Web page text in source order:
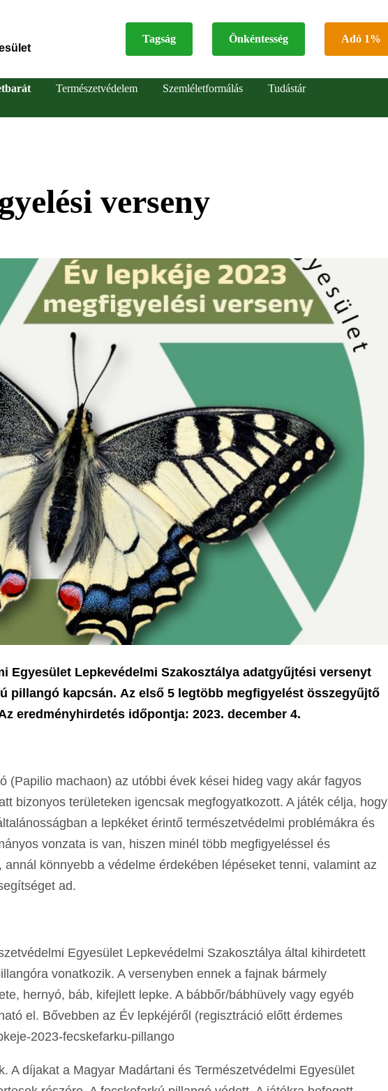
Top
Tagság Önkéntesség Adó 1%
Természetvédelem Szemléletformálás
Tudástár
verseny
Egyesület Lepkevédelmi Szakosztálya adatgyűjtési versenyt
pillangó kapcsán. Az első 5 legtöbb megfigyelést összegyűjtő
eredményhirdetés időpontja: 2023. december 4.
(Papilio machaon) az utóbbi évek kései hideg vagy akár fagyos
bizonyos területeken igencsak megfogyatkozott. A játék célja, hogy
a lepkéket érintő természetvédelmi problémákra és
vonzata is van, hiszen minél több megfigyeléssel és
könnyebb a védelme érdekében lépéseket tenni, valamint az
ad.
Egyesület Lepkevédelmi Szakosztálya által kihirdetett
vonatkozik. A versenyben ennek a fajnak bármely
hernyó, báb, kifejlett lepke. A bábbőr/bábhüvely vagy egyéb
el. Bővebben az Év lepkéjéről (regisztráció előtt érdemes
2023-fecskefarku-pillango
A díjakat a Magyar Madártani és Természetvédelmi Egyesület